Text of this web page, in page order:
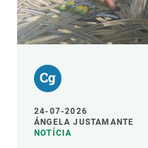
24-07-2026
ÁNGELA JUSTAMANTE
NOTÍCIA